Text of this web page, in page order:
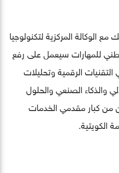
الوكالة المركزية لتكنولوجيا
للمهارات سيعمل على رفع
الرقمية وتحليلات
والذكاء الصنعي والحلول
من كبار مقدمي الخدمات
الكويتية.